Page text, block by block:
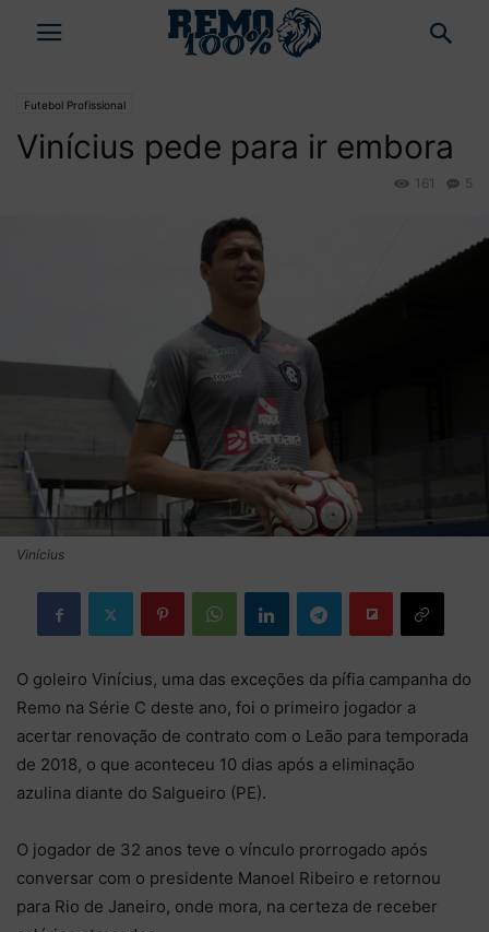
Futebol Profissional
Vinícius pede para ir embora
5
161
Vinícius
O goleiro Vinícius, uma das exceções da pífia campanha do
Remo na Série C deste ano, foi o primeiro jogador a
acertar renovação de contrato com o Leão para temporada
de 2018, o que aconteceu 10 dias após a eliminação
azulina diante do Salgueiro (PE).
O jogador de 32 anos teve o vínculo prorrogado após
conversar com o presidente Manoel Ribeiro e retornou
para Rio de Janeiro, onde mora, na certeza de receber